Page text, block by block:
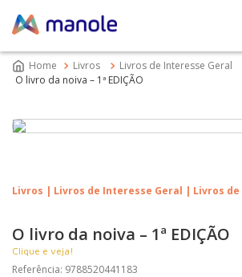
Livros Livros de Interesse Geral
O livro da noiva – 1ª EDIÇÃO
Livros | Livros de Interesse Geral | Livros de
O livro da noiva – 1ª EDIÇÃO
Clique e veja!
Referência: 9788520441183